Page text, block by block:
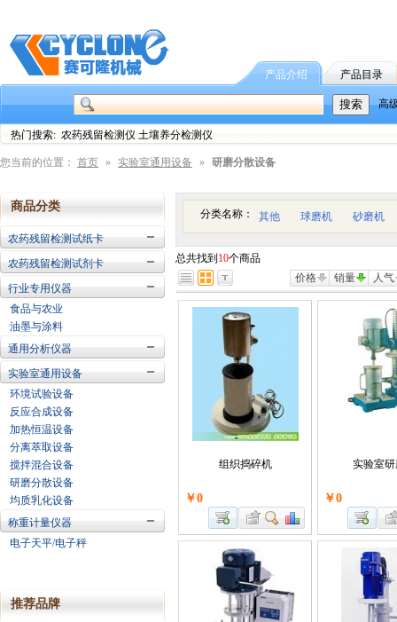
产品介绍 产品目录
高
热门搜索: 农药残留检测仪 土壤养分检测仪
您当前的位置： 首页 » 实验室通用设备 » 研磨分散设备
商品分类
农药残留检测试纸卡
农药残留检测试剂卡
行业专用仪器
食品与农业
油墨与涂料
通用分析仪器
实验室通用设备
环境试验设备
反应合成设备
加热恒温设备
分离萃取设备
搅拌混合设备
研磨分散设备
均质乳化设备
称重计量仪器
电子天平/电子秤
推荐品牌
分类名称： 其他 球磨机 砂磨机
总共找到 10个商品
价格
销量 人气
组织捣碎机
￥0
实验室
￥0